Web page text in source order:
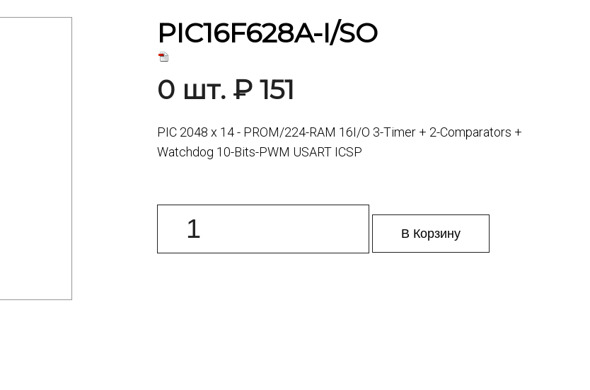
PIC16F628A-I/SO
0 шт. ₽ 151
PIC 2048 x 14 - PROM/224-RAM 16I/O 3-Timer + 2-Comparators +
Watchdog 10-Bits-PWM USART ICSP
В Корзину